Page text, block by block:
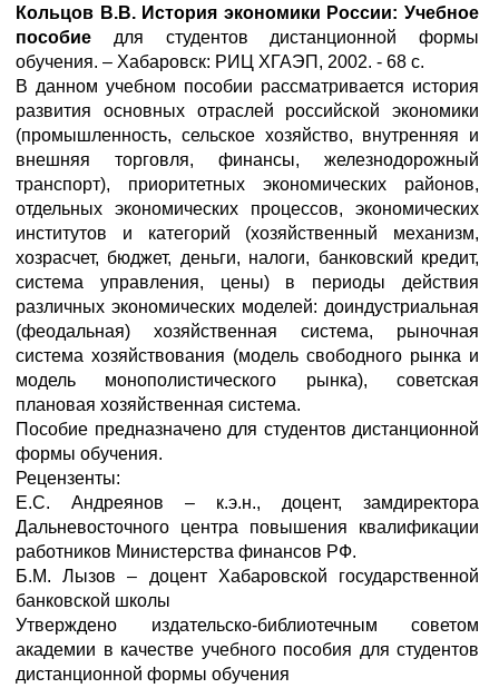
Кольцов В.В. История экономики России: Учебное
пособие для студентов дистанционной формы
обучения. – Хабаровск: РИЦ ХГАЭП, 2002. - 68 с.
В данном учебном пособии рассматривается история
развития основных отраслей российской экономики
(промышленность, сельское хозяйство, внутренняя и
внешняя торговля, финансы, железнодорожный
транспорт), приоритетных экономических районов,
отдельных экономических процессов, экономических
институтов и категорий (хозяйственный механизм,
хозрасчет, бюджет, деньги, налоги, банковский кредит,
система управления, цены) в периоды действия
различных экономических моделей: доиндустриальная
(феодальная) хозяйственная система, рыночная
система хозяйствования (модель свободного рынка и
модель монополистического рынка), советская
плановая хозяйственная система.
Пособие предназначено для студентов дистанционной
формы обучения.
Рецензенты:
Е.С. Андреянов – к.э.н., доцент, замдиректора
Дальневосточного центра повышения квалификации
работников Министерства финансов РФ.
Б.М. Лызов – доцент Хабаровской государственной
банковской школы
Утверждено издательско-библиотечным советом
академии в качестве учебного пособия для студентов
дистанционной формы обучения